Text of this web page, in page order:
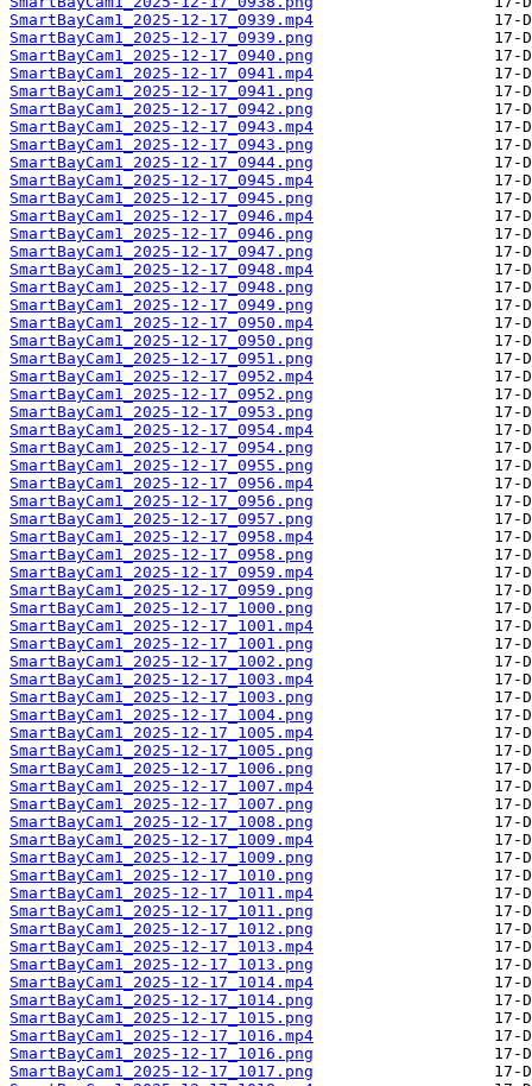
SmartBayCam1_2025-12-17_0939.mp4
SmartBayCam1_2025-12-17_0939.png
SmartBayCam1_2025-12-17_0940.png
SmartBayCam1_2025-12-17_0941.mp4
SmartBayCam1_2025-12-17_0941.png
SmartBayCam1_2025-12-17_0942.png
SmartBayCam1_2025-12-17_0943.mp4
SmartBayCam1_2025-12-17_0943.png
SmartBayCam1_2025-12-17_0944.png
SmartBayCam1_2025-12-17_0945.mp4
SmartBayCam1_2025-12-17_0945.png
SmartBayCam1_2025-12-17_0946.mp4
SmartBayCam1_2025-12-17_0946.png
SmartBayCam1_2025-12-17_0947.png
SmartBayCam1_2025-12-17_0948.mp4
SmartBayCam1_2025-12-17_0948.png
SmartBayCam1_2025-12-17_0949.png
SmartBayCam1_2025-12-17_0950.mp4
SmartBayCam1_2025-12-17_0950.png
SmartBayCam1_2025-12-17_0951.png
SmartBayCam1_2025-12-17_0952.mp4
SmartBayCam1_2025-12-17_0952.png
SmartBayCam1_2025-12-17_0953.png
SmartBayCam1_2025-12-17_0954.mp4
SmartBayCam1_2025-12-17_0954.png
SmartBayCam1_2025-12-17_0955.png
SmartBayCam1_2025-12-17_0956.mp4
SmartBayCam1_2025-12-17_0956.png
SmartBayCam1_2025-12-17_0957.png
SmartBayCam1_2025-12-17_0958.mp4
SmartBayCam1_2025-12-17_0958.png
SmartBayCam1_2025-12-17_0959.mp4
SmartBayCam1_2025-12-17_0959.png
SmartBayCam1_2025-12-17_1000.png
SmartBayCam1_2025-12-17_1001.mp4
SmartBayCam1_2025-12-17_1001.png
SmartBayCam1_2025-12-17_1002.png
SmartBayCam1_2025-12-17_1003.mp4
SmartBayCam1_2025-12-17_1003.png
SmartBayCam1_2025-12-17_1004.png
SmartBayCam1_2025-12-17_1005.mp4
SmartBayCam1_2025-12-17_1005.png
SmartBayCam1_2025-12-17_1006.png
SmartBayCam1_2025-12-17_1007.mp4
SmartBayCam1_2025-12-17_1007.png
SmartBayCam1_2025-12-17_1008.png
SmartBayCam1_2025-12-17_1009.mp4
SmartBayCam1_2025-12-17_1009.png
SmartBayCam1_2025-12-17_1010.png
SmartBayCam1_2025-12-17_1011.mp4
SmartBayCam1_2025-12-17_1011.png
SmartBayCam1_2025-12-17_1012.png
SmartBayCam1_2025-12-17_1013.mp4
SmartBayCam1_2025-12-17_1013.png
SmartBayCam1_2025-12-17_1014.mp4
SmartBayCam1_2025-12-17_1014.png
SmartBayCam1_2025-12-17_1015.png
SmartBayCam1_2025-12-17_1016.mp4
SmartBayCam1_2025-12-17_1016.png
SmartBayCam1_2025-12-17_1017.png